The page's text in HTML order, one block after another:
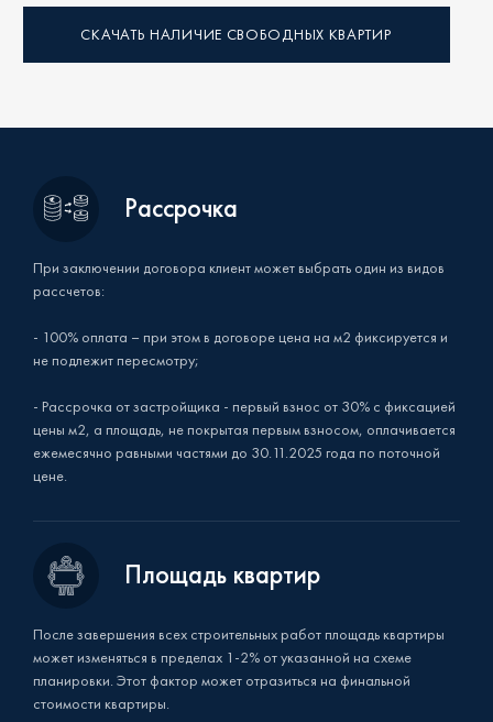
СКАЧАТЬ НАЛИЧИЕ СВОБОДНЫХ КВАРТИР
Рассрочка
При заключении договора клиент может выбрать один из видов
рассчетов:
- 100% оплата – при этом в договоре цена на м2 фиксируется и
не подлежит пересмотру;
- Рассрочка от застройщика - первый взнос от 30% с фиксацией
цены м2, а площадь, не покрытая первым взносом, оплачивается
ежемесячно равными частями до 30.11.2025 года по поточной
цене.
Площадь квартир
После завершения всех строительных работ площадь квартиры
может изменяться в пределах 1-2% от указанной на схеме
планировки. Этот фактор может отразиться на финальной
стоимости квартиры.